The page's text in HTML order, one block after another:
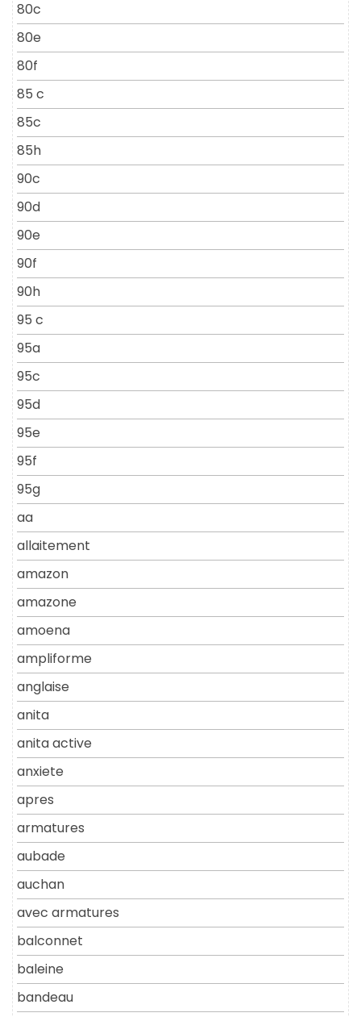
80c
80e
80f
85 c
85c
85h
90c
90d
90e
90f
90h
95 c
95a
95c
95d
95e
95f
95g
aa
allaitement
amazon
amazone
amoena
ampliforme
anglaise
anita
anita active
anxiete
apres
armatures
aubade
auchan
avec armatures
balconnet
baleine
bandeau